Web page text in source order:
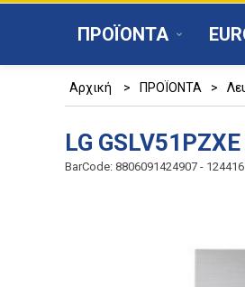
ΠΡΟΪΟΝΤΑ
Αρχική > ΠΡΟΪΟΝΤΑ >
LG
BarCode: 8806091424907 - 124416